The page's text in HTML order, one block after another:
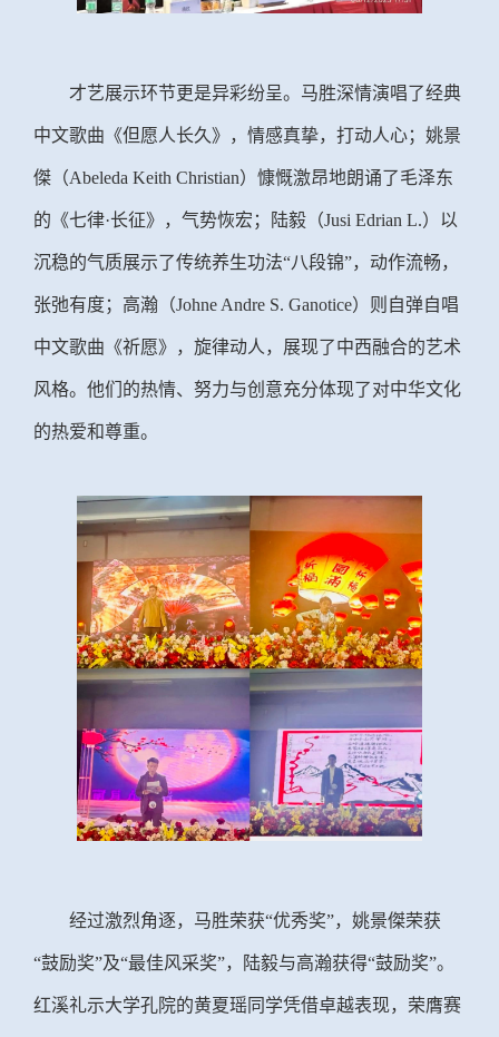
才艺展示环节更是异彩纷呈。马胜深情演唱了经典
中文歌曲《但愿人长久》，情感真挚，打动人心；姚景
傑（Abeleda Keith Christian）慷慨激昂地朗诵了毛泽东
的《七律·长征》，气势恢宏；陆毅（Jusi Edrian L.）以
沉稳的气质展示了传统养生功法“八段锦”，动作流畅，
张弛有度；高瀚（Johne Andre S. Ganotice）则自弹自唱
中文歌曲《祈愿》，旋律动人，展现了中西融合的艺术
风格。他们的热情、努力与创意充分体现了对中华文化
的热爱和尊重。
经过激烈角逐，马胜荣获“优秀奖”，姚景傑荣获
“鼓励奖”及“最佳风采奖”，陆毅与高瀚获得“鼓励奖”。
红溪礼示大学孔院的黄夏瑶同学凭借卓越表现，荣膺赛